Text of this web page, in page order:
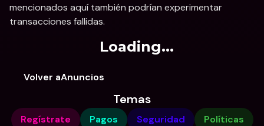
mencionados aquí también podrían experimentar
transacciones fallidas.
Loading...
Volver aAnuncios
Temas
Regístrate Pagos Seguridad
Políticas